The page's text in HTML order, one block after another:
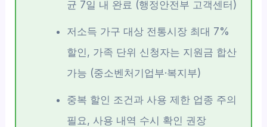
균 7일 내 완료 (행정안전부 고객센터)
저소득 가구 대상 전통시장 최대 7%
할인, 가족 단위 신청자는 지원금 합산
가능 (중소벤처기업부·복지부)
중복 할인 조건과 사용 제한 업종 주의
필요, 사용 내역 수시 확인 권장